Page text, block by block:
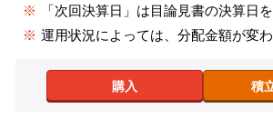
※
「次回決算日」は目論見書の決算日
※ 運用状況によっては、分配金額が変
購入 積